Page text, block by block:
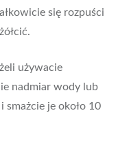
się rozpuści
używacie
nadmiar wody lub
smażcie je około 10